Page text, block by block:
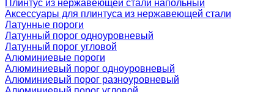
Плинтус из нержавеющей стали напольный
Аксессуары для плинтуса из нержавеющей стали
Латунные пороги
Латунный порог одноуровневый
Латунный порог угловой
Алюминиевые пороги
Алюминиевый порог одноуровневый
Алюминиевый порог разноуровневый